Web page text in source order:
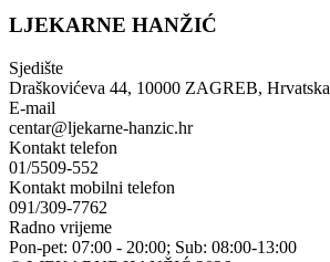
LJEKARNE HANŽIĆ
Sjedište
Draškovićeva 44, 10000 ZAGREB, Hrvatska
E-mail
centar@ljekarne-hanzic.hr
Kontakt telefon
01/5509-552
Kontakt mobilni telefon
091/309-7762
Radno vrijeme
Pon-pet: 07:00 - 20:00; Sub: 08:00-13:00